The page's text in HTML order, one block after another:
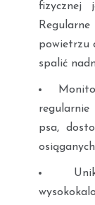
fizycznej
powietrzu
spalić
psa,